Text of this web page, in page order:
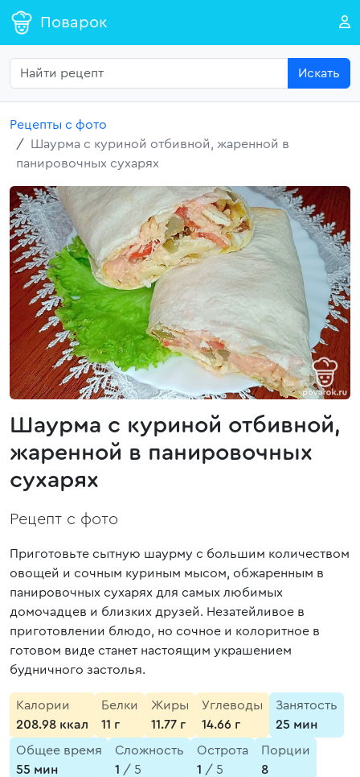
Поварок
Искать
Рецепты с фото
Шаурма с куриной отбивной, жаренной в
панировочных сухарях
Шаурма с куриной отбивной,
жаренной в панировочных
сухарях
Рецепт с фото
Приготовьте сытную шаурму с большим количеством
овощей и сочным куриным мысом, обжаренным в
панировочных сухарях для самых любимых
домочадцев и близких друзей. Незатейливое в
приготовлении блюдо, но сочное и колоритное в
готовом виде станет настоящим украшением
будничного застолья.
Калории
208.98 ккал
Белки
11 г
Жиры
11.77 г
Углеводы
14.66 г
Занятость
25 мин
Общее время
55 мин
Сложность
1 / 5
Острота
1 / 5
Порции
8